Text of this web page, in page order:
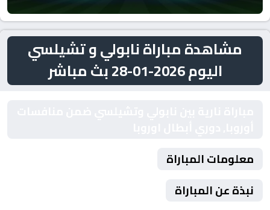
مشاهدة مباراة نابولي و تشيلسي
اليوم 2026-01-28 بث مباشر
معلومات المباراة
نبذة عن المباراة